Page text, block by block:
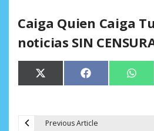
Caiga Quien Caiga
noticias SIN
Compartir
en
X
(Twitter)
Compartir
en
Facebook
en
Previous Article